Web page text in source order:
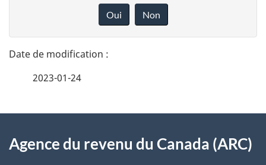
t
a
l
s
n
o
t
r
Oui Non
2023-01-24
propos
Agence du revenu du Canada (ARC)